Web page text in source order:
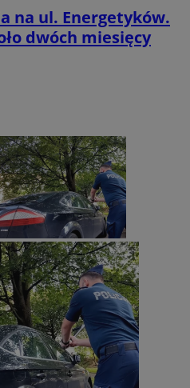
na ul. Energetyków.
dwóch miesięcy